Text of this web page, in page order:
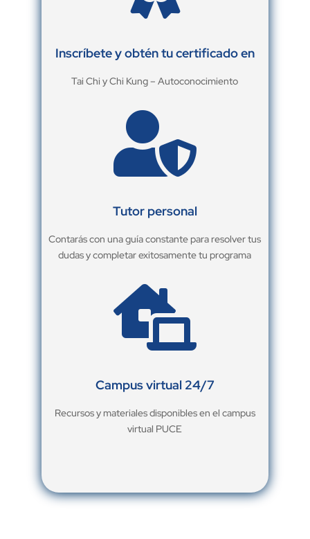
Inscríbete y obtén tu certificado en
Tai Chi y Chi Kung – Autoconocimiento

Tutor personal
Contarás con una guía constante para resolver tus
dudas y completar exitosamente tu programa

Campus virtual 24/7
Recursos y materiales disponibles en el campus
virtual PUCE